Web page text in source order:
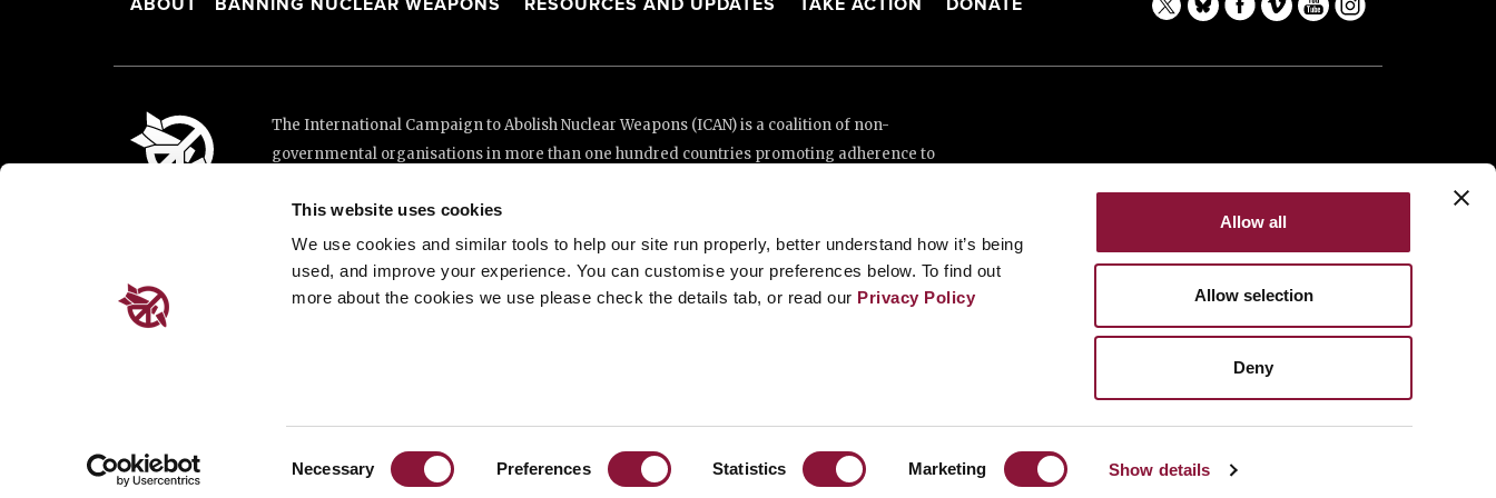
This website uses cookies
We use cookies and similar tools to help our site run properly, better understand how it’s being
used, and improve your experience. You can customise your preferences below. To find out
more about the cookies we use please check the details tab, or read our Privacy Policy
Necessary Preferences Statistics Marketing Show details
Allow all
Allow selection
Deny
The International Campaign to Abolish Nuclear Weapons (ICAN) is a coalition of non-
governmental organisations in more than one hundred countries promoting adherence to
This website was made possible thanks to the generous support of New Zealand and Swiss
Loterie Romande.
Made withNationBuilder